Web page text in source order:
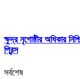
ক্ষুদ্র নৃগোষ্ঠীর অধিকার
প্রিন্স
সর্বশেষ